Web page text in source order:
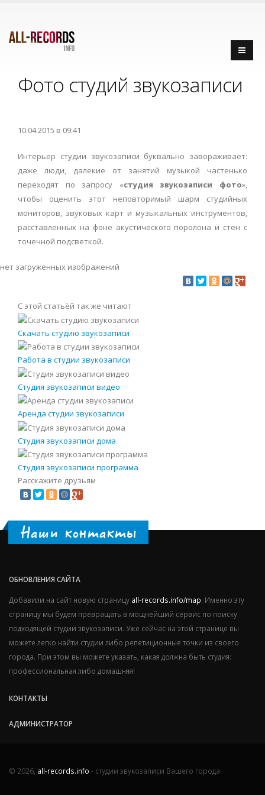
Фото студий звукозаписи
10.04.2015 в 09:41
Интерьер студии звукозаписи буквально завораживает:
даже люди, далекие от занятий музыкой частенько
переходят по запросу «студия звукозаписи фото»,
чтобы оценить этот неповторимый шарм студийных
мониторов, звуковых карт и музыкальных инструментов,
расставленных на фоне акустического поролона и стен с
точечной подсветкой.
нет загруженных изображений
С этой статьёй так же читают
Скачать студию звукозаписи
Работа в студии звукозаписи
Студия звукозаписи видео
Аренда студии звукозаписи
Студия звукозаписи дома
Студия звукозаписи программа
Расскажите друзьям
Наши контакты
ОБНОВЛЕНИЯ САЙТА
Добавили на сайт новую страницу all-records.info/map. Именно эту
страницу мы будем превращать в мощнейший сервис по поиску
подходящей студии звукозаписи. Уже сейчас на этой странице вы
можете легко найти студии либо репетиционные точки из своего
города. При этом вы можете указать, какая должна быть студия:
профессиональная либо домашняя!
КОНТАКТЫ
АДМИНИСТРАТОР
© 2026, all-records.info - студии звукозаписи Вашего города